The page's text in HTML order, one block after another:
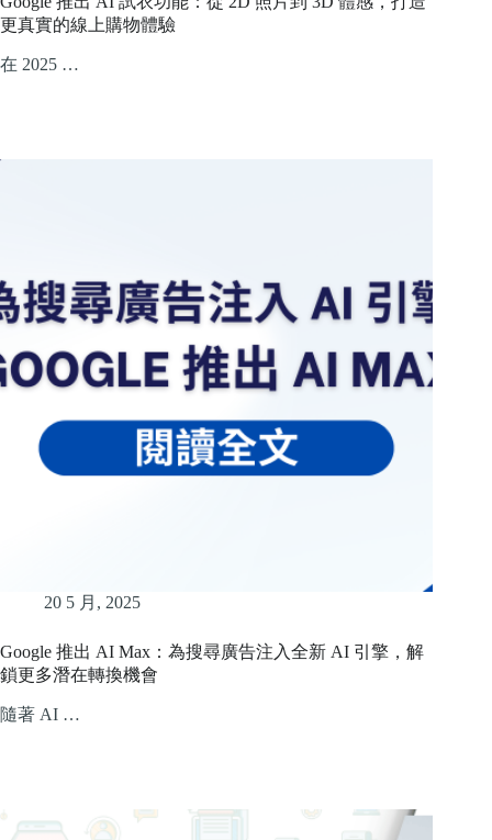
更真實的線上購物體驗
在 2025 …
20 5 月, 2025
Google 推出 AI Max：為搜尋廣告注入全新 AI 引擎，解
鎖更多潛在轉換機會
隨著 AI …